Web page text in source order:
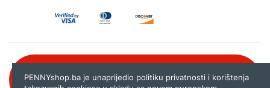
PENNYshop.ba je unaprijedio politiku privatnosti i korištenja